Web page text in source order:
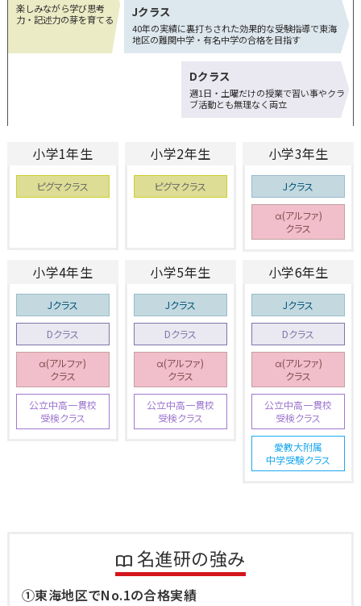
楽しみながら学び思考
力・記述力の芽を育てる
Jクラス
40年の実績に裏打ちされた効果的な受験指導で東海
地区の難関中学・有名中学の合格を目指す
Dクラス
週1日・土曜だけの授業で習い事やクラ
ブ活動とも無理なく両立
小学1年生
ピグマクラス
小学2年生
ピグマクラス
小学3年生
Jクラス
α(アルファ)
クラス
小学4年生
Jクラス
Dクラス
α(アルファ)
クラス
公立中高一貫校
受検クラス
小学5年生
Jクラス
Dクラス
α(アルファ)
クラス
公立中高一貫校
受検クラス
小学6年生
Jクラス
Dクラス
α(アルファ)
クラス
公立中高一貫校
受検クラス
愛教大附属
中学受験クラス
名進研の強み
①東海地区でNo.1の合格実績